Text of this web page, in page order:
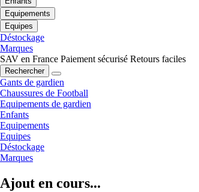
Equipements
Equipes
Déstockage
Marques
SAV en France Paiement sécurisé Retours faciles
Rechercher
Gants de gardien
Chaussures de Football
Equipements de gardien
Enfants
Equipements
Equipes
Déstockage
Marques
Ajout en cours...